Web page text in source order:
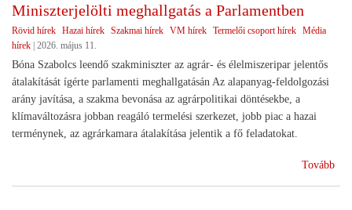
Miniszterjelölti meghallgatás a Parlamentben
Rövid hírek Hazai hírek Szakmai hírek VM hírek Termelői csoport hírek Média
hírek | 2026. május 11.
Bóna Szabolcs leendő szakminiszter az agrár- és élelmiszeripar jelentős
átalakítását ígérte parlamenti meghallgatásán Az alapanyag-feldolgozási
arány javítása, a szakma bevonása az agrárpolitikai döntésekbe, a
klímaváltozásra jobban reagáló termelési szerkezet, jobb piac a hazai
terménynek, az agrárkamara átalakítása jelentik a fő feladatokat.
Tovább